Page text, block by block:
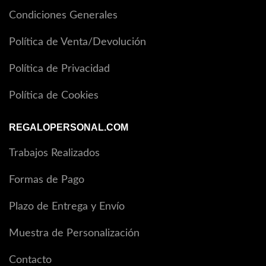
Condiciones Generales
Política de Venta/Devolución
Política de Privacidad
Política de Cookies
REGALOPERSONAL.COM
Trabajos Realizados
Formas de Pago
Plazo de Entrega y Envío
Muestra de Personalización
Contacto